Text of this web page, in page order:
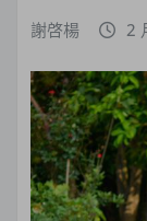
謝啓楊 2